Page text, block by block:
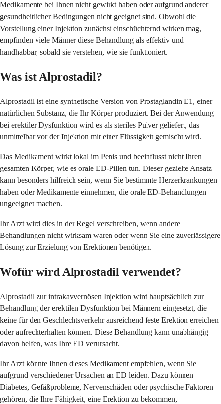
Medikamente bei Ihnen nicht gewirkt haben oder aufgrund anderer
gesundheitlicher Bedingungen nicht geeignet sind. Obwohl die
Vorstellung einer Injektion zunächst einschüchternd wirken mag,
empfinden viele Männer diese Behandlung als effektiv und
handhabbar, sobald sie verstehen, wie sie funktioniert.
Was ist Alprostadil?
Alprostadil ist eine synthetische Version von Prostaglandin E1, einer
natürlichen Substanz, die Ihr Körper produziert. Bei der Anwendung
bei erektiler Dysfunktion wird es als steriles Pulver geliefert, das
unmittelbar vor der Injektion mit einer Flüssigkeit gemischt wird.
Das Medikament wirkt lokal im Penis und beeinflusst nicht Ihren
gesamten Körper, wie es orale ED-Pillen tun. Dieser gezielte Ansatz
kann besonders hilfreich sein, wenn Sie bestimmte Herzerkrankungen
haben oder Medikamente einnehmen, die orale ED-Behandlungen
ungeeignet machen.
Ihr Arzt wird dies in der Regel verschreiben, wenn andere
Behandlungen nicht wirksam waren oder wenn Sie eine zuverlässigere
Lösung zur Erzielung von Erektionen benötigen.
Wofür wird Alprostadil verwendet?
Alprostadil zur intrakavvernösen Injektion wird hauptsächlich zur
Behandlung der erektilen Dysfunktion bei Männern eingesetzt, die
keine für den Geschlechtsverkehr ausreichend feste Erektion erreichen
oder aufrechterhalten können. Diese Behandlung kann unabhängig
davon helfen, was Ihre ED verursacht.
Ihr Arzt könnte Ihnen dieses Medikament empfehlen, wenn Sie
aufgrund verschiedener Ursachen an ED leiden. Dazu können
Diabetes, Gefäßprobleme, Nervenschäden oder psychische Faktoren
gehören, die Ihre Fähigkeit, eine Erektion zu bekommen,